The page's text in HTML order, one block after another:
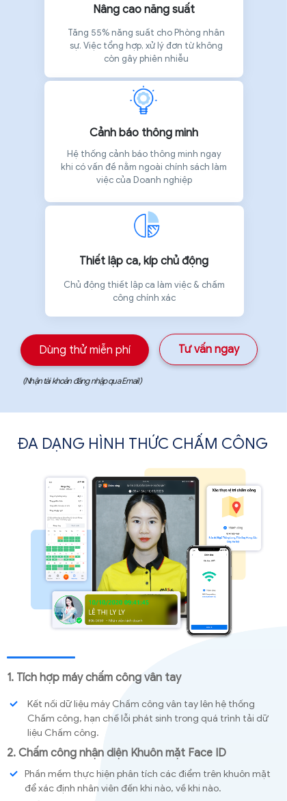
Nâng cao năng suất
Tăng 55% năng suất cho Phòng nhân
sự. Việc tổng hợp, xử lý đơn từ không
còn gây phiên nhiễu
Hệ thống cảnh báo thông minh ngay
khi có vấn đề nằm ngoài chính sách làm
việc của Doanh nghiệp
Cảnh báo thông minh
Thiết lập ca, kíp chủ động
Chủ động thiết lập ca làm việc & chấm
công chính xác
(Nhận tài khoản đăng nhập qua Email)
Dùng thử miễn phí Tư vấn ngay
ĐA DẠNG HÌNH THỨC CHẤM CÔNG
1. Tích hợp máy chấm công vân tay
Kết nối dữ liệu máy Chấm công vân tay lên hệ thống
Chấm công, hạn chế lỗi phát sinh trong quá trình tải dữ
liệu Chấm công.
2. Chấm công nhận diện Khuôn mặt Face ID
Phần mềm thực hiện phân tích các điểm trên khuôn mặt
để xác định nhân viên đến khi nào, về khi nào.